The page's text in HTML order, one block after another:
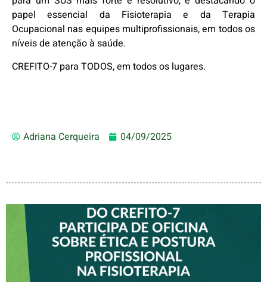
papel essencial da Fisioterapia e da Terapia
Ocupacional nas equipes multiprofissionais, em todos os
níveis de atenção à saúde.
CREFITO-7 para TODOS, em todos os lugares.
Adriana Cerqueira 04/09/2025
VICE-PRESIDENTE DO